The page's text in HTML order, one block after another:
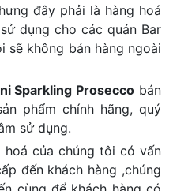
đây phải là hàng hoá
dụng cho các quán Bar
sẽ không bán hàng ngoài
Sparkling Prosecco bán
phẩm chính hãng, quý
sử dụng.
hoá của chúng tôi có vấn
đến khách hàng ,chúng